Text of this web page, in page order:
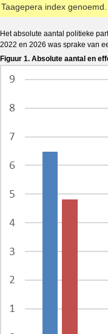
Taagepera index
Het absolute aantal politieke
2022 en 2026 was sprake van
Figuur 1. Absolute aantal en